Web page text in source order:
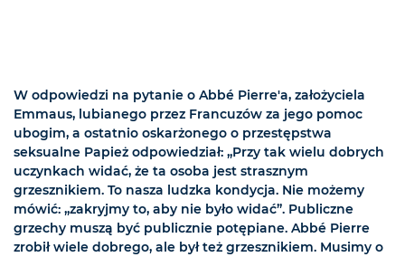
W odpowiedzi na pytanie o Abbé Pierre'a, założyciela
Emmaus, lubianego przez Francuzów za jego pomoc
ubogim, a ostatnio oskarżonego o przestępstwa
seksualne Papież odpowiedział: „Przy tak wielu dobrych
uczynkach widać, że ta osoba jest strasznym
grzesznikiem. To nasza ludzka kondycja. Nie możemy
mówić: „zakryjmy to, aby nie było widać”. Publiczne
grzechy muszą być publicznie potępiane. Abbé Pierre
zrobił wiele dobrego, ale był też grzesznikiem. Musimy o